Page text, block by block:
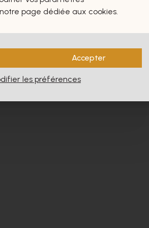
page dédiée aux cookies.
Accepter
les préférences